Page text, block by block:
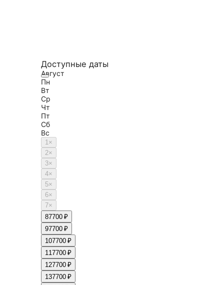
Доступные даты
Август
Пн
Вт
Ср
Чт
Пт
Сб
Вс
1×
2×
3×
4×
5×
6×
7×
87700 ₽
97700 ₽
107700 ₽
117700 ₽
127700 ₽
137700 ₽